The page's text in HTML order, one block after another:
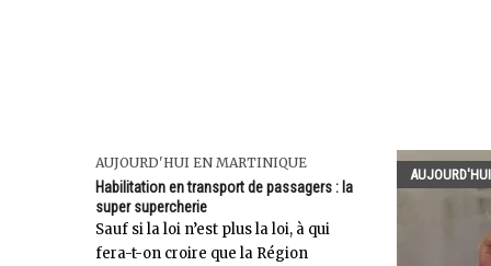
AUJOURD'HUI EN MARTINIQUE
Habilitation en transport de passagers : la
super supercherie
Sauf si la loi n’est plus la loi, à qui
fera-t-on croire que la Région